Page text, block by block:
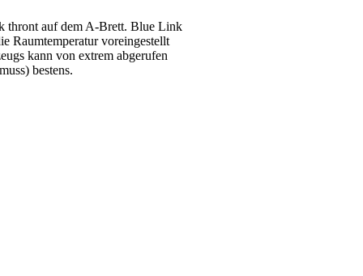
thront auf dem A-Brett. Blue Link
Raumtemperatur voreingestellt
kann von extrem abgerufen
bestens.